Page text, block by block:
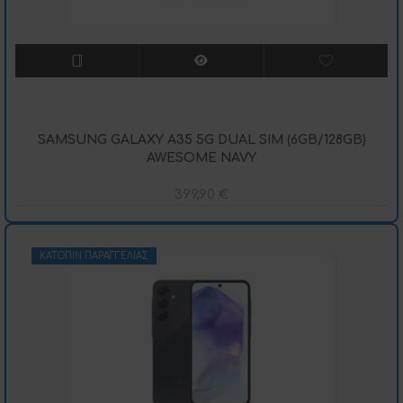
SAMSUNG GALAXY A35 5G DUAL SIM (6GB/128GB)
AWESOME NAVY
399,90 €
ΚΑΤΌΠΙΝ ΠΑΡΑΓΓΕΛΊΑΣ